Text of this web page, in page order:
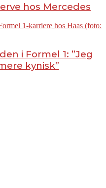
hos Mercedes
i Formel 1: ”Jeg
kynisk”